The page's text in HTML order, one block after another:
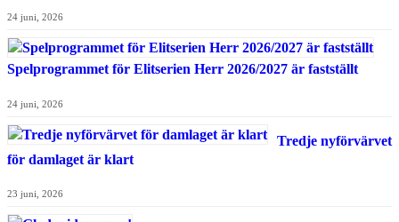
24 juni, 2026
Spelprogrammet för Elitserien Herr 2026/2027 är fastställt
24 juni, 2026
Tredje nyförvärvet
för damlaget är klart
23 juni, 2026